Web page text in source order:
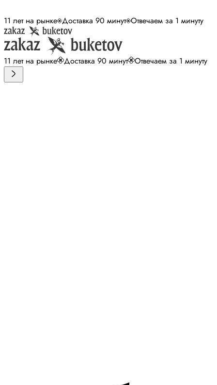
11 лет на рынке Доставка 90 минут Отвечаем за 1 минуту
11 лет на рынке Доставка 90 минут Отвечаем за 1 минуту